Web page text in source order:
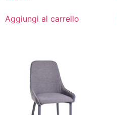
Aggiungi al carrello